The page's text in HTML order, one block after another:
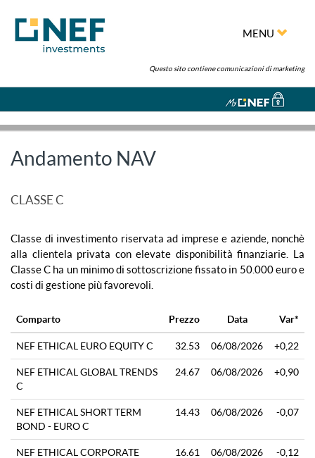
MENU
Questo sito contiene comunicazioni di marketing
Andamento NAV